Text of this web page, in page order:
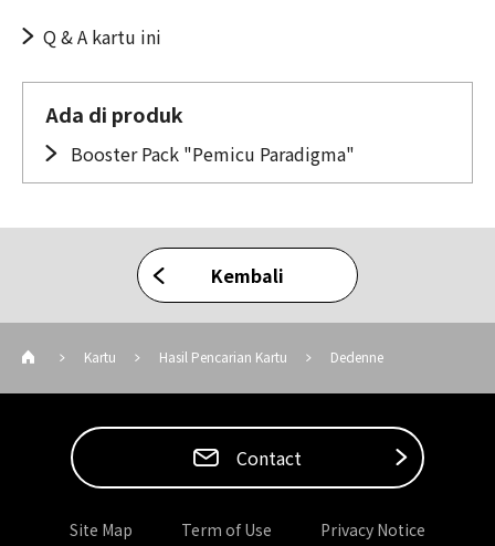
Q & A kartu ini
Ada di produk
Booster Pack "Pemicu Paradigma"
Kembali
Kartu Hasil Pencarian Kartu Dedenne
Contact
Site Map Term of Use Privacy Notice